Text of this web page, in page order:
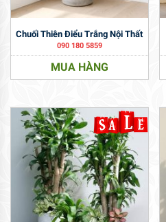
Chuối Thiên Điểu Trắng Nội Thất
090 180 5859
MUA HÀNG